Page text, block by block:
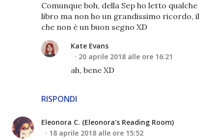
Comunque boh, della Sep ho letto qualche
libro ma non ho un grandissimo ricordo, il
che non è un buon segno XD
RISPONDI
Kate Evans
20 aprile 2018 alle ore 16:21
ah, bene XD
Eleonora C. (Eleonora's Reading Room)
18 aprile 2018 alle ore 15:52